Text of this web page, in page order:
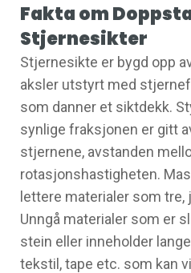
Fakta om
Stjernesikter
Stjernesikte er bygd opp
aksler utstyrt med
som danner et siktdekk.
synlige fraksjonen er gitt
stjernene, avstanden
rotasjonshastigheten.
lettere materialer som tre,
Unngå materialer som er
stein eller inneholder
tekstil, tape etc. som kan